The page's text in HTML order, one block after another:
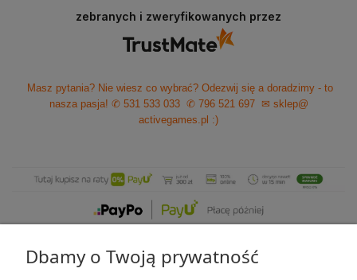
zebranych i zweryfikowanych przez
Masz pytania? Nie wiesz co wybrać? Odezwij się a doradzimy - to
nasza pasja! ✆ 531 533 033 ✆ 796 521 697
✉ sklep@
activegames.pl :)
Dbamy o Twoją prywatność